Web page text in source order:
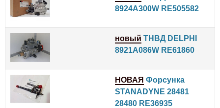
8924A300W RE505582
новый ТНВД DELPHI
8921A086W RE61860
НОВАЯ Форсунка
STANADYNE 28481
28480 RE36935